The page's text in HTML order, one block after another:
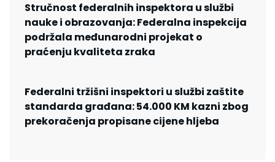
Stručnost federalnih inspektora u službi
nauke i obrazovanja: Federalna inspekcija
podržala međunarodni projekat o
praćenju kvaliteta zraka
Federalni tržišni inspektori u službi zaštite
standarda građana: 54.000 KM kazni zbog
prekoračenja propisane cijene hljeba